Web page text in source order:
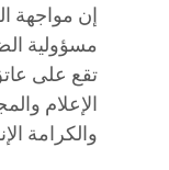
إن مواجهة
مسؤولية
تقع على
الإعلام
والكرامة